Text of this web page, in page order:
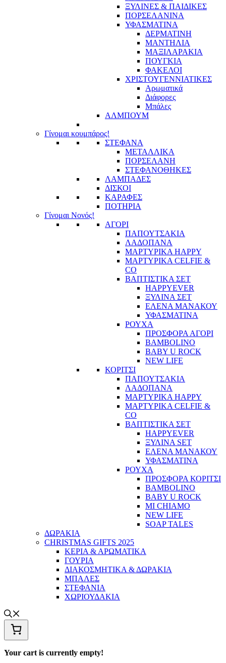
ΞΥΛΙΝΕΣ & ΠΑΙΔΙΚΕΣ
ΠΟΡΣΕΛΑΝΙΝΑ
ΥΦΑΣΜΑΤΙΝA
ΔΕΡΜΑΤΙΝΗ
ΜΑΝΤΗΛΙΑ
ΜΑΞΙΛΑΡΑΚΙΑ
ΠΟΥΓΚΙΑ
ΦΑΚΕΛΟΙ
ΧΡΙΣΤΟΥΓΕΝΝΙΑΤΙΚΕΣ
Αρωματικά
Διάφορες
Μπάλες
ΑΛΜΠΟΥΜ
Γίνομαι κουμπάρος!
ΣΤΕΦΑΝΑ
ΜΕΤΑΛΛΙΚΑ
ΠΟΡΣΕΛΑΝΗ
ΣΤΕΦΑΝΟΘΗΚΕΣ
ΛΑΜΠΑΔΕΣ
ΔΙΣΚΟΙ
ΚΑΡΑΦΕΣ
ΠΟΤΗΡΙΑ
Γίνομαι Νονός!
ΑΓΟΡΙ
ΠΑΠΟΥΤΣΑΚΙΑ
ΛΑΔΟΠΑΝΑ
ΜΑΡΤΥΡΙΚΑ HAPPY
ΜΑΡΤΥΡΙΚΑ CELFIE &
CO
ΒΑΠΤΙΣΤΙΚΑ ΣΕΤ
HAPPYEVER
ΞΥΛΙΝΑ ΣΕΤ
ΕΛΕΝΑ ΜΑΝΑΚΟΥ
ΥΦΑΣΜΑΤΙΝΑ
ΡΟΥΧΑ
ΠΡΟΣΦΟΡΑ ΑΓΟΡΙ
BAMBOLINO
BABY U ROCK
NEW LIFE
ΚΟΡΙΤΣΙ
ΠΑΠΟΥΤΣΑΚΙΑ
ΛΑΔΟΠΑΝΑ
ΜΑΡΤΥΡΙΚΑ HAPPY
ΜΑΡΤΥΡΙΚΑ CELFIE &
CO
ΒΑΠΤΙΣΤΙΚΑ ΣΕΤ
HAPPYEVER
ΞΥΛΙΝΑ SET
ΕΛΕΝΑ ΜΑΝΑΚΟΥ
ΥΦΑΣΜΑΤΙΝΑ
ΡΟΥΧΑ
ΠΡΟΣΦΟΡΑ ΚΟΡΙΤΣΙ
BAMBOLINO
BABY U ROCK
MI CHIAMO
NEW LIFE
SOAP TALES
ΔΩΡΑΚΙΑ
CHRISTMAS GIFTS 2025
ΚΕΡΙΑ & ΑΡΩΜΑΤΙΚΑ
ΓΟΥΡΙΑ
ΔΙΑΚΟΣΜΗΤΙΚΑ & ΔΩΡΑΚΙΑ
ΜΠΑΛΕΣ
ΣΤΕΦΑΝΙΑ
ΧΩΡΙΟΥΔΑΚΙΑ
Your cart is currently empty!